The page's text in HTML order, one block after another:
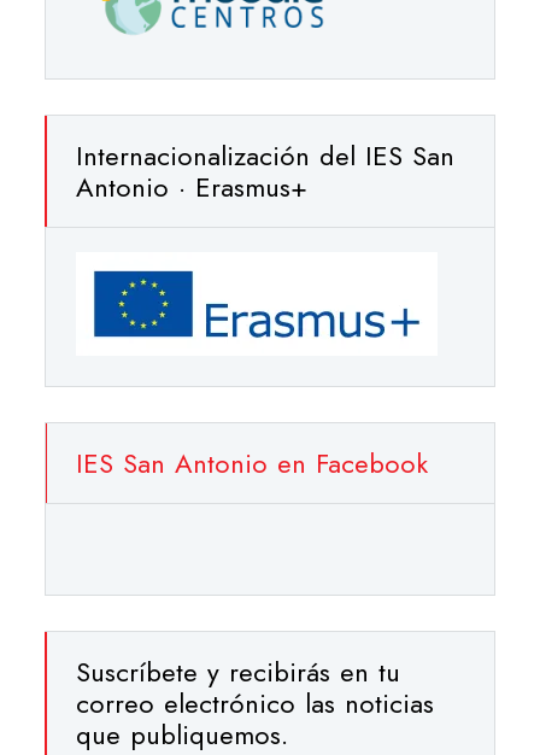
Internacionalización del IES San
Antonio · Erasmus+
IES San Antonio en Facebook
Suscríbete y recibirás en tu
correo electrónico las noticias
que publiquemos.